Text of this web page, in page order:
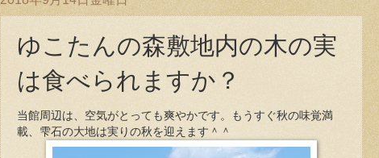
ゆこたんの森敷地内の木の実
は食べられますか？
当館周辺は、空気がとっても爽やかです。もうすぐ秋の味覚満
載、雫石の大地は実りの秋を迎えます＾＾